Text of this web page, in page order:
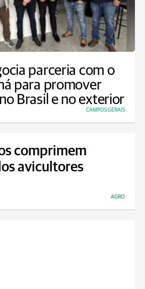
parceria com o
para promover
Brasil e no exterior
CAMPOS GERAIS
comprimem
avicultores
AGRO